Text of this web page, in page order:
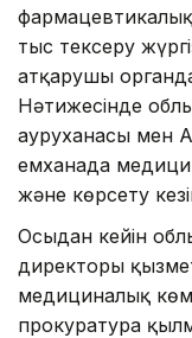
тыс тексеру
атқарушы
Нәтижесінде
ауруханасы мен
емханада
және көрсету
Осыдан кейін
директоры
медициналық
прокуратура